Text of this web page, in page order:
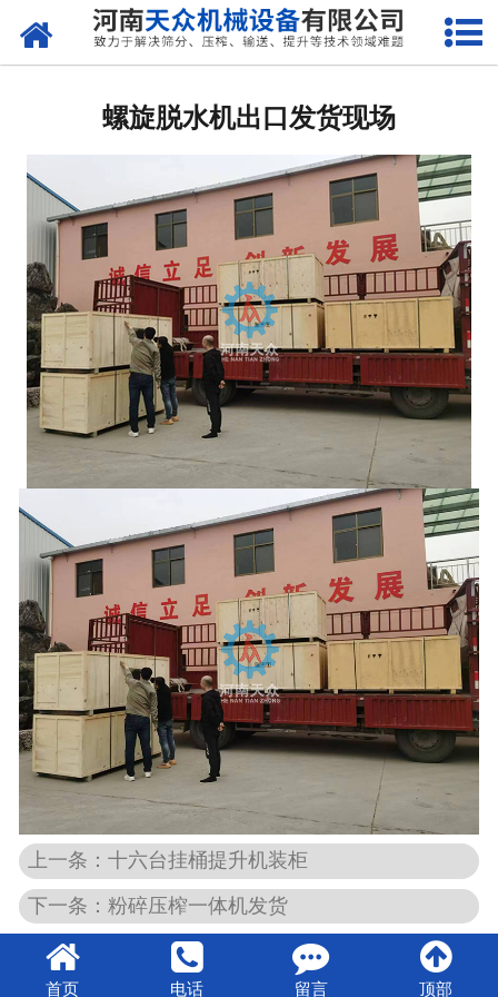
网站首页
新闻资讯
客户案例
现场视频
联系我们
螺旋脱水机出口发货现场
上一条：十六台挂桶提升机装柜
下一条：粉碎压榨一体机发货
首页 电话 留言 顶部